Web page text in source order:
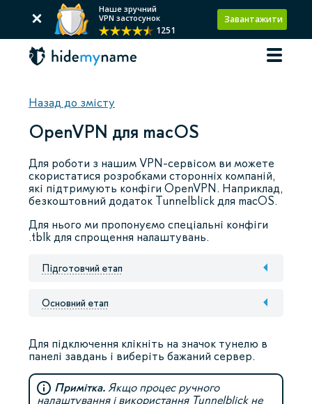
Наше зручний
VPN застосунок
1251
Завантажити
Назад до змісту
OpenVPN для macOS
Для роботи з нашим VPN-сервісом ви можете
скористатися розробками сторонніх компаній,
які підтримують конфіги OpenVPN. Наприклад,
безкоштовний додаток Tunnelblick для macOS.
Для нього ми пропонуємо спеціальні конфіги
.tblk для спрощення налаштувань.
Підготовчий етап
Основний етап
Для підключення клікніть на значок тунелю в
панелі завдань і виберіть бажаний сервер.
Примітка. Якщо процес ручного
налаштування і використання Tunnelblick не